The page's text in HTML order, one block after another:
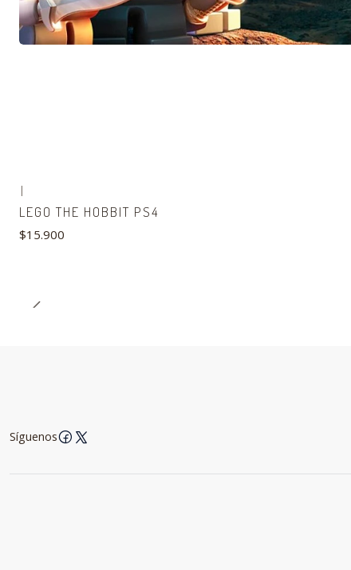
|
LEGO THE HOBBIT PS4
$15.900
Síguenos